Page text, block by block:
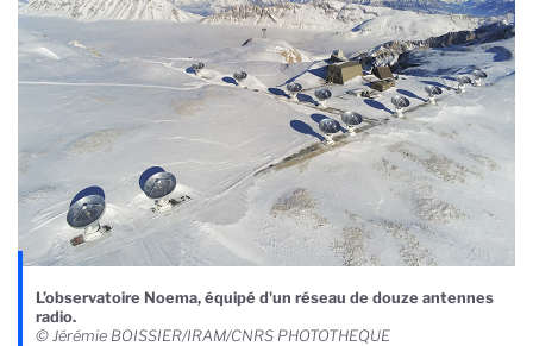
L’observatoire Noema, équipé d'un réseau de douze antennes
radio.
© Jérémie BOISSIER/IRAM/CNRS PHOTOTHEQUE